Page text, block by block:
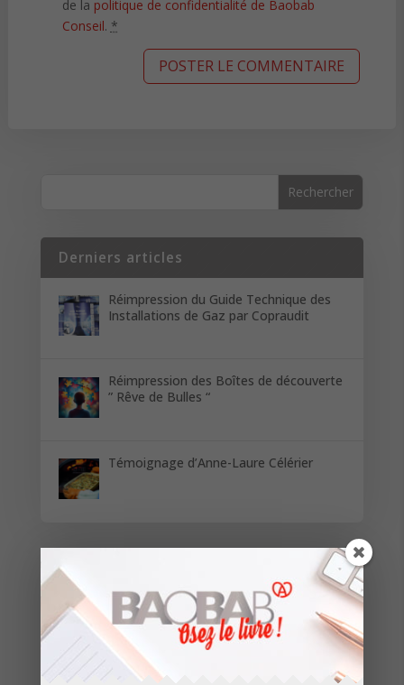
de la politique de confidentialité de Baobab
Conseil. *
Derniers articles
Réimpression du Guide Technique des
Installations de Gaz par Copraudit
Réimpression des Boîtes de découverte
” Rêve de Bulles “
Témoignage d’Anne-Laure Célérier
Restez informés